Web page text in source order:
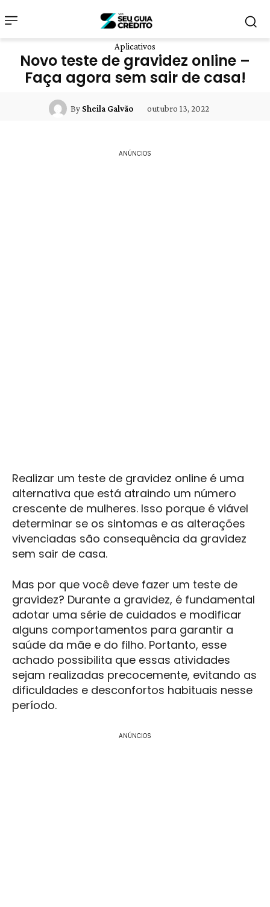
Aplicativos
Novo teste de gravidez online –
Faça agora sem sair de casa!
By Sheila Galvão outubro 13, 2022
ANÚNCIOS
Realizar um teste de gravidez online é uma
alternativa que está atraindo um número
crescente de mulheres. Isso porque é viável
determinar se os sintomas e as alterações
vivenciadas são consequência da gravidez
sem sair de casa.
Mas por que você deve fazer um teste de
gravidez? Durante a gravidez, é fundamental
adotar uma série de cuidados e modificar
alguns comportamentos para garantir a
saúde da mãe e do filho. Portanto, esse
achado possibilita que essas atividades
sejam realizadas precocemente, evitando as
dificuldades e desconfortos habituais nesse
período.
ANÚNCIOS